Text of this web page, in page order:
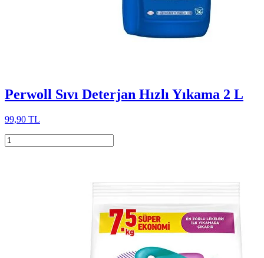
Perwoll Sıvı Deterjan Hızlı Yıkama 2 L
99,90 TL